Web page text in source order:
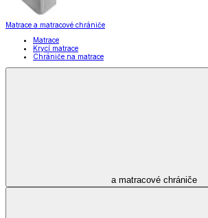
Matrace a matracové chrániče
Matrace
Krycí matrace
Chrániče na matrace
a matracové chrániče